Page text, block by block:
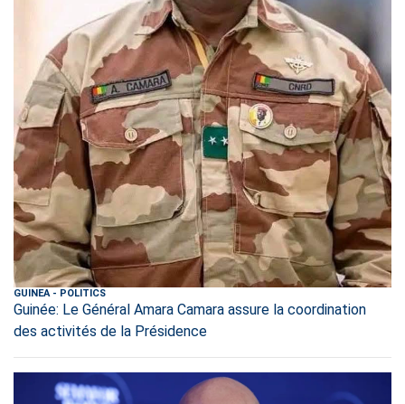
GUINEA- POLITICS
Guinée: Le Général Amara Camara assure la coordination
des activités de la Présidence